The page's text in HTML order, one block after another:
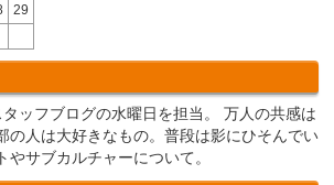
29
ッフブログの水曜日を担当。 万人の共感は
の人は大好きなもの。普段は影にひそんでい
やサブカルチャーについて。